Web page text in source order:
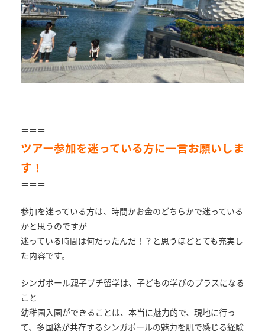
＝＝＝
ツアー参加を迷っている方に一言お願いしま
す！
＝＝＝
参加を迷っている方は、時間かお金のどちらかで迷っている
かと思うのですが
迷っている時間は何だったんだ！？と思うほどとても充実し
た内容です。
シンガポール親子プチ留学は、子どもの学びのプラスになる
こと
幼稚園入園ができることは、本当に魅力的で、現地に行っ
て、多国籍が共存するシンガポールの魅力を肌で感じる経験